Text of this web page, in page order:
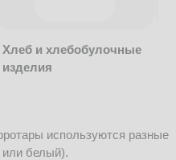
Хлеб и хлебобулочные
изделия
используются разные
или белый).